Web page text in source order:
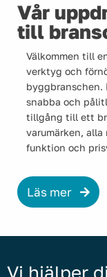
Vår
till
Välkommen till
verktyg och
byggbranschen.
snabba och
tillgång till ett
varumärken,
funktion och
Läs mer
Vi hjälper